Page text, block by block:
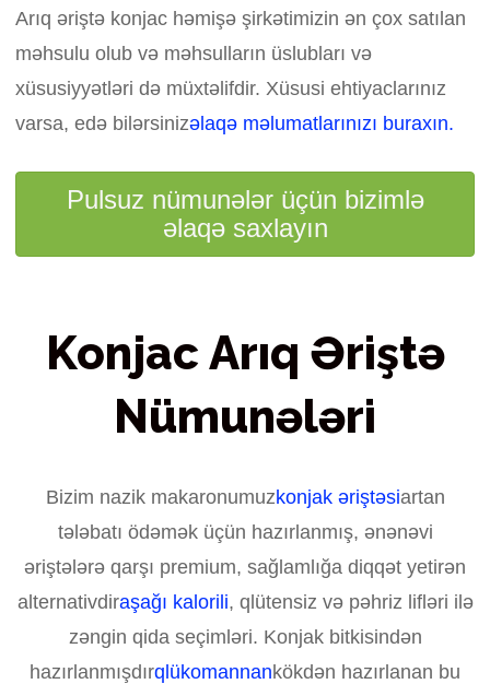
Arıq əriştə konjac həmişə şirkətimizin ən çox satılan
məhsulu olub və məhsulların üslubları və
xüsusiyyətləri də müxtəlifdir. Xüsusi ehtiyaclarınız
varsa, edə bilərsinizəlaqə məlumatlarınızı buraxın.
Pulsuz nümunələr üçün bizimlə
əlaqə saxlayın
Konjac Arıq Əriştə
Nümunələri
Bizim nazik makaronumuzkonjak əriştəsiartan
tələbatı ödəmək üçün hazırlanmış, ənənəvi
əriştələrə qarşı premium, sağlamlığa diqqət yetirən
alternativdiraşağı kalorili, qlütensiz və pəhriz lifləri ilə
zəngin qida seçimləri. Konjak bitkisindən
hazırlanmışdırqlükomannankökdən hazırlanan bu